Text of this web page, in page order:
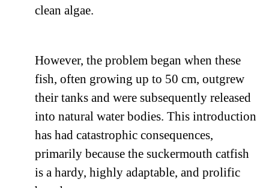
clean algae.
However, the problem began when these
fish, often growing up to 50 cm, outgrew
their tanks and were subsequently released
into natural water bodies. This introduction
has had catastrophic consequences,
primarily because the suckermouth catfish
is a hardy, highly adaptable, and prolific